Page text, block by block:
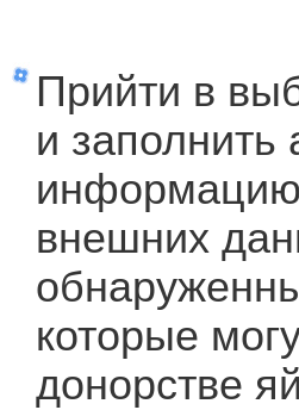
Прийти в
и заполнить
внешних
которые
донорстве